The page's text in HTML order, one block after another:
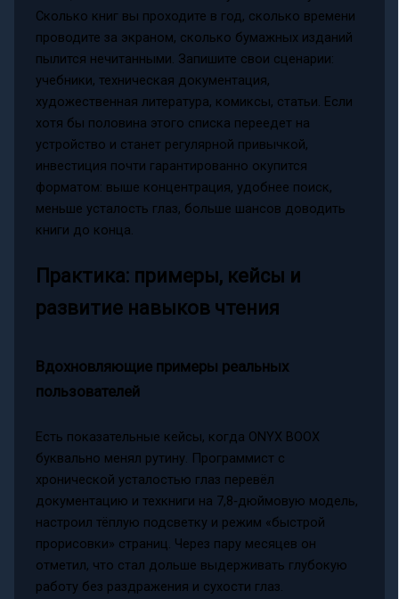
Сколько книг вы проходите в год, сколько времени
проводите за экраном, сколько бумажных изданий
пылится нечитанными. Запишите свои сценарии:
учебники, техническая документация,
художественная литература, комиксы, статьи. Если
хотя бы половина этого списка переедет на
устройство и станет регулярной привычкой,
инвестиция почти гарантированно окупится
форматом: выше концентрация, удобнее поиск,
меньше усталость глаз, больше шансов доводить
книги до конца.
Практика: примеры, кейсы и
развитие навыков чтения
Вдохновляющие примеры реальных
пользователей
Есть показательные кейсы, когда ONYX BOOX
буквально менял рутину. Программист с
хронической усталостью глаз перевёл
документацию и техкниги на 7,8‑дюймовую модель,
настроил тёплую подсветку и режим «быстрой
прорисовки» страниц. Через пару месяцев он
отметил, что стал дольше выдерживать глубокую
работу без раздражения и сухости глаз.